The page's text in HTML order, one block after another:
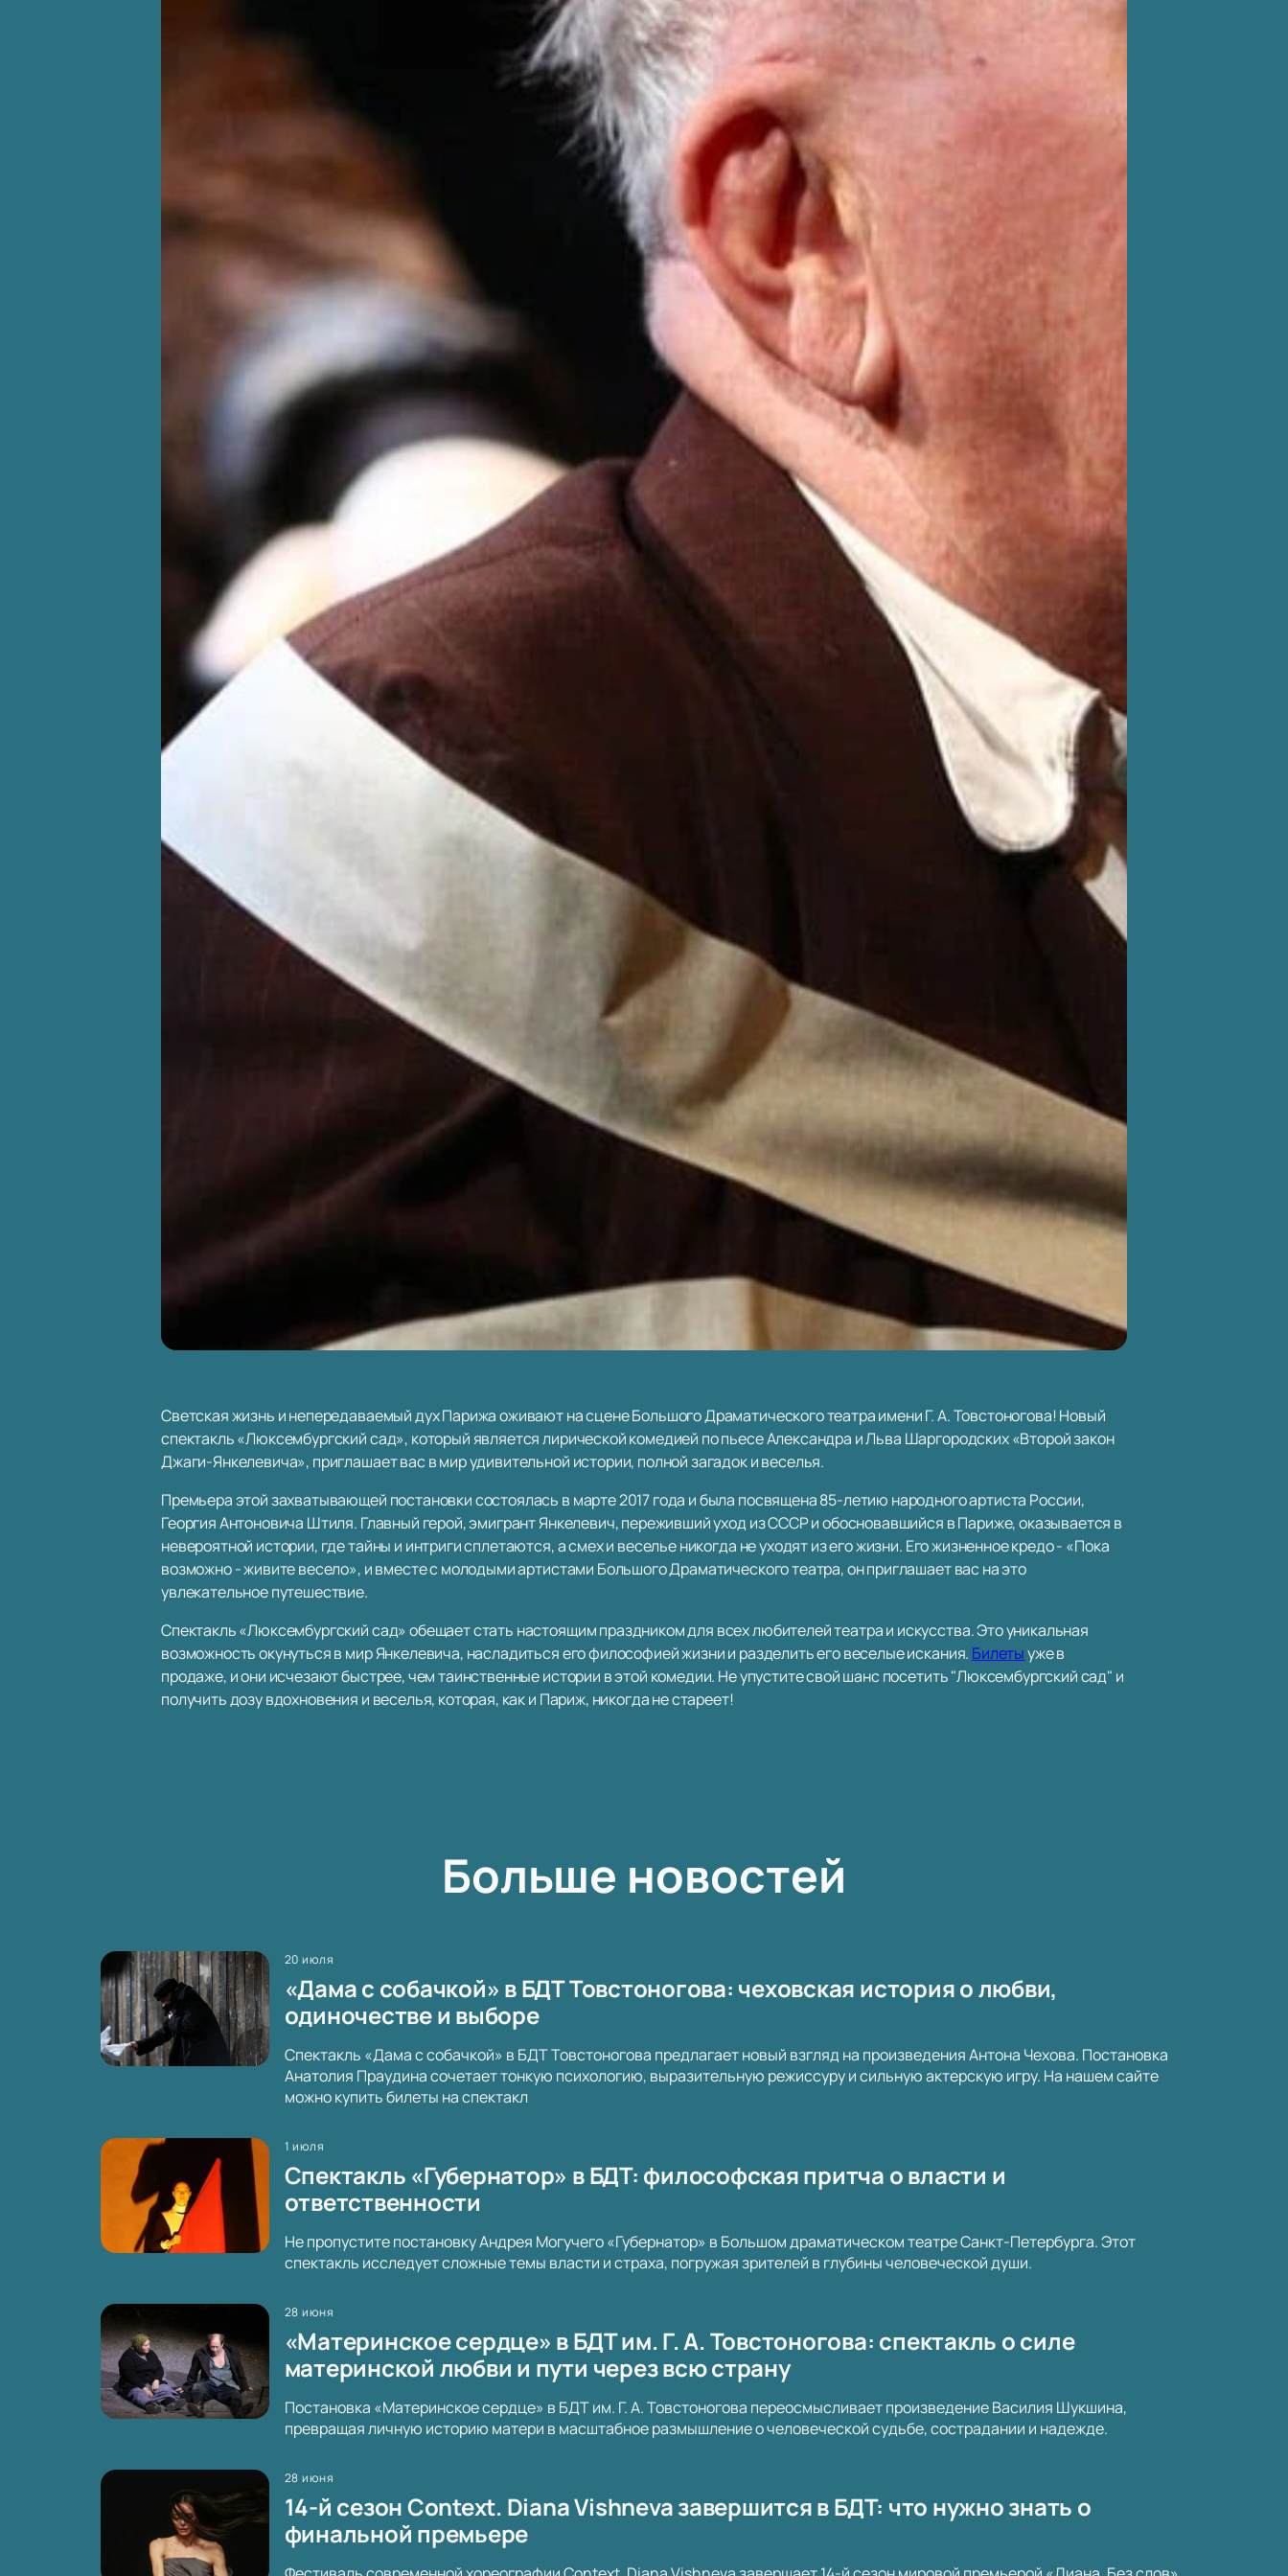
Светская жизнь и непередаваемый дух Парижа оживают на сцене Большого Драматического театра имени Г. А. Товстоногова! Новый
спектакль «Люксембургский сад», который является лирической комедией по пьесе Александра и Льва Шаргородских «Второй закон
Джаги-Янкелевича», приглашает вас в мир удивительной истории, полной загадок и веселья.
Премьера этой захватывающей постановки состоялась в марте 2017 года и была посвящена 85-летию народного артиста России,
Георгия Антоновича Штиля. Главный герой, эмигрант Янкелевич, переживший уход из СССР и обосновавшийся в Париже, оказывается в
невероятной истории, где тайны и интриги сплетаются, а смех и веселье никогда не уходят из его жизни. Его жизненное кредо - «Пока
возможно - живите весело», и вместе с молодыми артистами Большого Драматического театра, он приглашает вас на это
увлекательное путешествие.
Спектакль «Люксембургский сад» обещает стать настоящим праздником для всех любителей театра и искусства. Это уникальная
возможность окунуться в мир Янкелевича, насладиться его философией жизни и разделить его веселые искания. Билетыуже в
продаже, и они исчезают быстрее, чем таинственные истории в этой комедии. Не упустите свой шанс посетить "Люксембургский сад" и
получить дозу вдохновения и веселья, которая, как и Париж, никогда не стареет!
Больше новостей
20 июля
«Дама с собачкой» в БДТ Товстоногова: чеховская история о любви,
одиночестве и выборе
Спектакль «Дама с собачкой» в БДТ Товстоногова предлагает новый взгляд на произведения Антона Чехова. Постановка
Анатолия Праудина сочетает тонкую психологию, выразительную режиссуру и сильную актерскую игру. На нашем сайте
можно купить билеты на спектакл
1 июля
Спектакль «Губернатор» в БДТ: философская притча о власти и
ответственности
Не пропустите постановку Андрея Могучего «Губернатор» в Большом драматическом театре Санкт-Петербурга. Этот
спектакль исследует сложные темы власти и страха, погружая зрителей в глубины человеческой души.
28 июня
«Материнское сердце» в БДТ им. Г. А. Товстоногова: спектакль о силе
материнской любви и пути через всю страну
Постановка «Материнское сердце» в БДТ им. Г. А. Товстоногова переосмысливает произведение Василия Шукшина,
превращая личную историю матери в масштабное размышление о человеческой судьбе, сострадании и надежде.
28 июня
14-й сезон Context. Diana Vishneva завершится в БДТ: что нужно знать о
финальной премьере